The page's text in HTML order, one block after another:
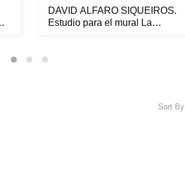
DAVID ALFARO SIQUEIROS.
Estudio para el mural La
Sort By